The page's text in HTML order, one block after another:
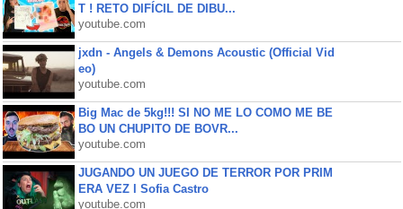
T ! RETO DIFÍCIL DE DIBU...
youtube.com
jxdn - Angels & Demons Acoustic (Official Vid
eo)
youtube.com
Big Mac de 5kg!!! SI NO ME LO COMO ME BE
BO UN CHUPITO DE BOVR...
youtube.com
JUGANDO UN JUEGO DE TERROR POR PRIM
ERA VEZ l Sofia Castro
youtube.com